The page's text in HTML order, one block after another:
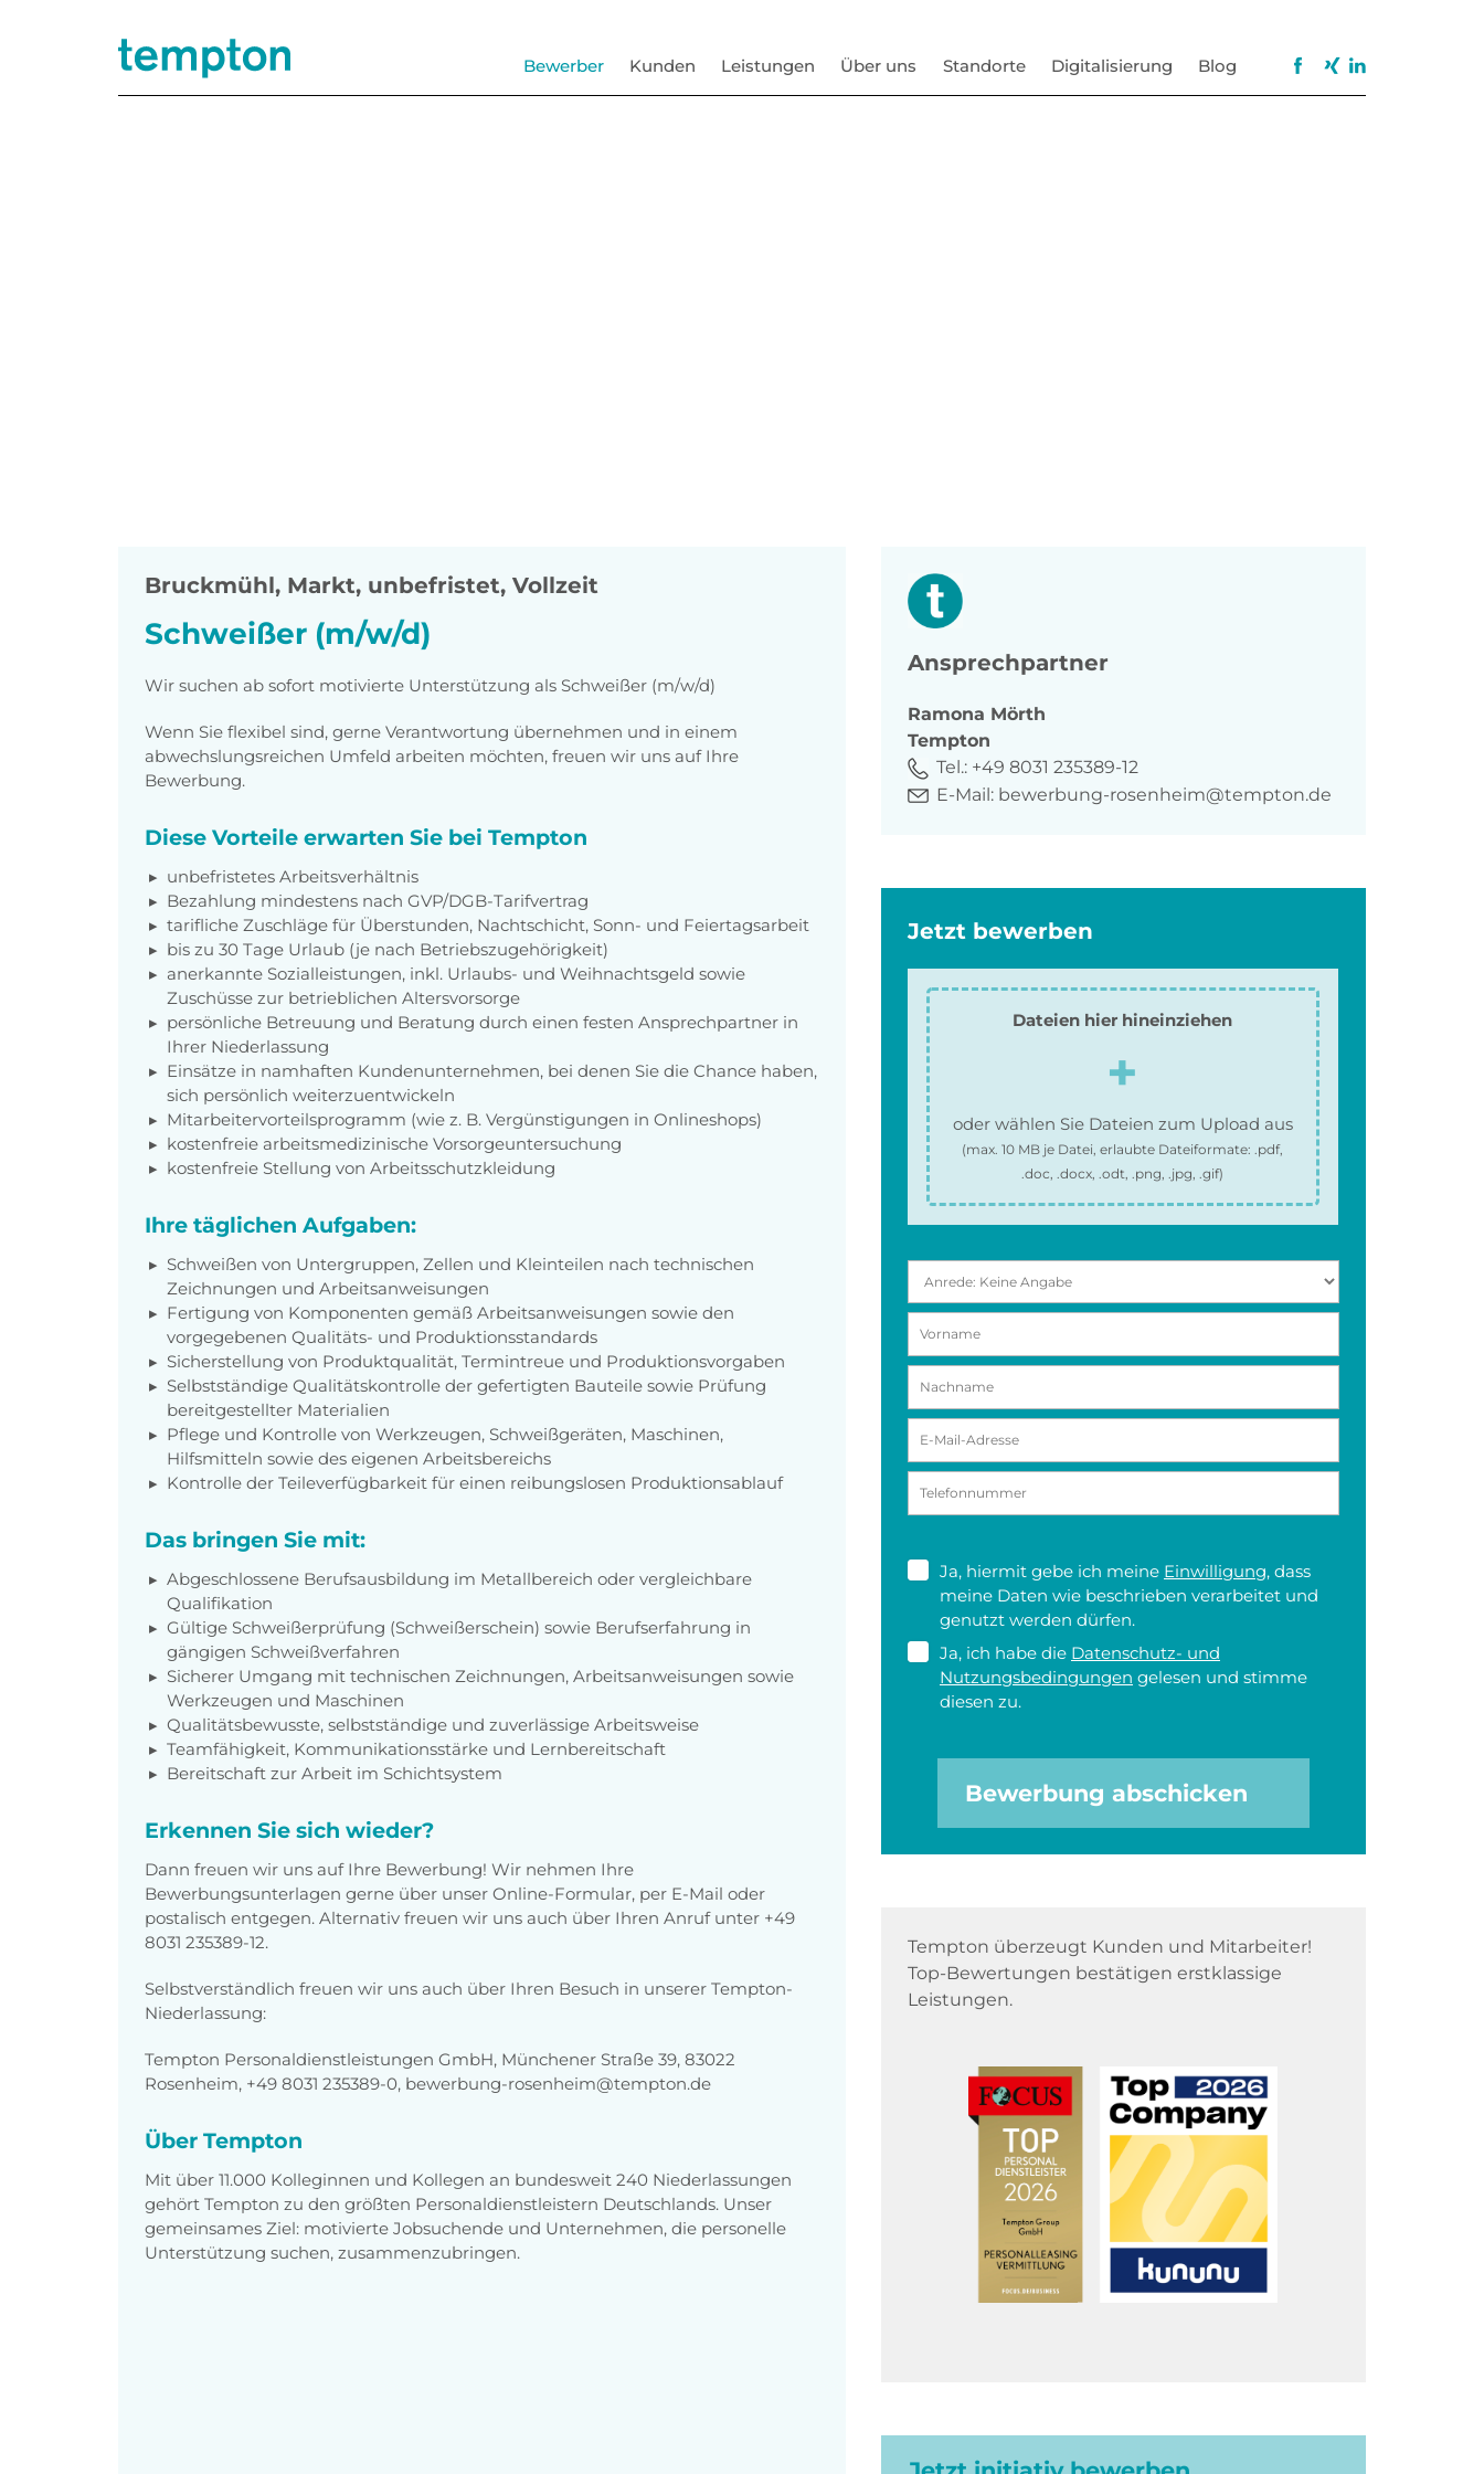
Bewerber Kunden Leistungen Über uns Standorte Digitalisierung Blog
Bruckmühl, Markt, unbefristet, Vollzeit
Schweißer (m/w/d)
Wir suchen ab sofort motivierte Unterstützung als Schweißer (m/w/d)
Wenn Sie flexibel sind, gerne Verantwortung übernehmen und in einem
abwechslungsreichen Umfeld arbeiten möchten, freuen wir uns auf Ihre
Bewerbung.
Diese Vorteile erwarten Sie bei Tempton
unbefristetes Arbeitsverhältnis
Bezahlung mindestens nach GVP/DGB-Tarifvertrag
tarifliche Zuschläge für Überstunden, Nachtschicht, Sonn- und Feiertagsarbeit
bis zu 30 Tage Urlaub (je nach Betriebszugehörigkeit)
anerkannte Sozialleistungen, inkl. Urlaubs- und Weihnachtsgeld sowie
Zuschüsse zur betrieblichen Altersvorsorge
persönliche Betreuung und Beratung durch einen festen Ansprechpartner in
Ihrer Niederlassung
Einsätze in namhaften Kundenunternehmen, bei denen Sie die Chance haben,
sich persönlich weiterzuentwickeln
Mitarbeitervorteilsprogramm (wie z. B. Vergünstigungen in Onlineshops)
kostenfreie arbeitsmedizinische Vorsorgeuntersuchung
kostenfreie Stellung von Arbeitsschutzkleidung
Ihre täglichen Aufgaben:
Schweißen von Untergruppen, Zellen und Kleinteilen nach technischen
Zeichnungen und Arbeitsanweisungen
Fertigung von Komponenten gemäß Arbeitsanweisungen sowie den
vorgegebenen Qualitäts- und Produktionsstandards
Sicherstellung von Produktqualität, Termintreue und Produktionsvorgaben
Selbstständige Qualitätskontrolle der gefertigten Bauteile sowie Prüfung
bereitgestellter Materialien
Pflege und Kontrolle von Werkzeugen, Schweißgeräten, Maschinen,
Hilfsmitteln sowie des eigenen Arbeitsbereichs
Kontrolle der Teileverfügbarkeit für einen reibungslosen Produktionsablauf
Das bringen Sie mit:
Abgeschlossene Berufsausbildung im Metallbereich oder vergleichbare
Qualifikation
Gültige Schweißerprüfung (Schweißerschein) sowie Berufserfahrung in
gängigen Schweißverfahren
Sicherer Umgang mit technischen Zeichnungen, Arbeitsanweisungen sowie
Werkzeugen und Maschinen
Qualitätsbewusste, selbstständige und zuverlässige Arbeitsweise
Teamfähigkeit, Kommunikationsstärke und Lernbereitschaft
Bereitschaft zur Arbeit im Schichtsystem
Erkennen Sie sich wieder?
Dann freuen wir uns auf Ihre Bewerbung! Wir nehmen Ihre
Bewerbungsunterlagen gerne über unser Online-Formular, per E-Mail oder
postalisch entgegen. Alternativ freuen wir uns auch über Ihren Anruf unter +49
8031 235389-12.
Selbstverständlich freuen wir uns auch über Ihren Besuch in unserer Tempton-
Niederlassung:
Tempton Personaldienstleistungen GmbH, Münchener Straße 39, 83022
Rosenheim, +49 8031 235389-0, bewerbung-rosenheim@tempton.de
Über Tempton
Mit über 11.000 Kolleginnen und Kollegen an bundesweit 240 Niederlassungen
gehört Tempton zu den größten Personaldienstleistern Deutschlands. Unser
gemeinsames Ziel: motivierte Jobsuchende und Unternehmen, die personelle
Unterstützung suchen, zusammenzubringen.
Ansprechpartner
Ramona Mörth
Tempton
Tel.: +49 8031 235389-12
E-Mail: bewerbung-rosenheim@tempton.de
Jetzt bewerben
Dateien hier hineinziehen
oder wählen Sie Dateien zum Upload aus
(max.10 MB je Datei, erlaubte Dateiformate:.pdf,
.doc, .docx, .odt, .png, .jpg, .gif)
Ja, hiermit gebe ich meine Einwilligung, dass
meine Daten wie beschrieben verarbeitet und
genutzt werden dürfen.
Ja, ich habe die Datenschutz- und
Nutzungsbedingungen gelesen und stimme
diesen zu.
Bewerbung abschicken
Tempton überzeugt Kunden und Mitarbeiter!
Top-Bewertungen bestätigen erstklassige
Leistungen.